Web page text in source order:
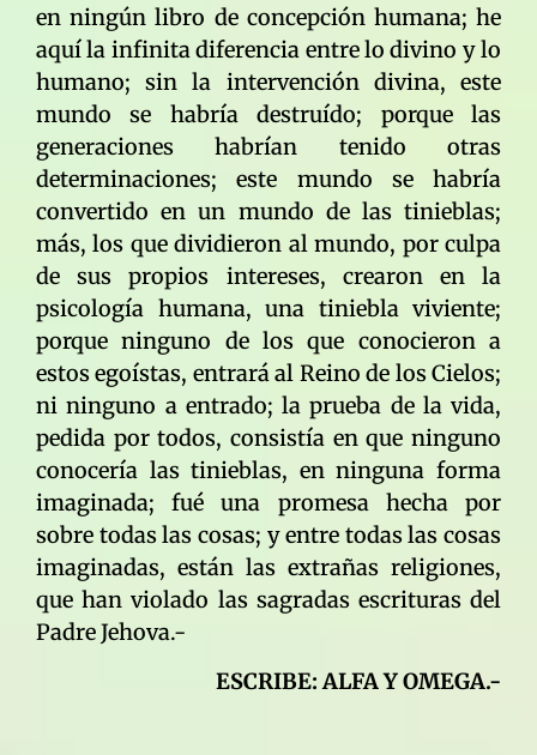
en ningún libro de concepción humana; he
aquí la infinita diferencia entre lo divino y lo
humano; sin la intervención divina, este
mundo se habría destruído; porque las
generaciones habrían tenido otras
determinaciones; este mundo se habría
convertido en un mundo de las tinieblas;
más, los que dividieron al mundo, por culpa
de sus propios intereses, crearon en la
psicología humana, una tiniebla viviente;
porque ninguno de los que conocieron a
estos egoístas, entrará al Reino de los Cielos;
ni ninguno a entrado; la prueba de la vida,
pedida por todos, consistía en que ninguno
conocería las tinieblas, en ninguna forma
imaginada; fué una promesa hecha por
sobre todas las cosas; y entre todas las cosas
imaginadas, están las extrañas religiones,
que han violado las sagradas escrituras del
Padre Jehova.-
ESCRIBE: ALFA Y OMEGA.-